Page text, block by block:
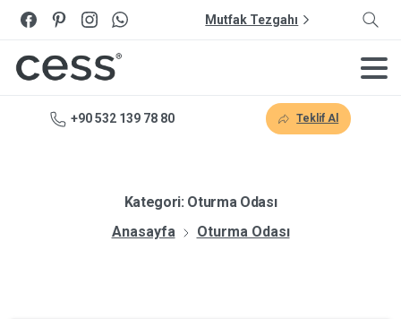
Mutfak Tezgahı
+90 532 139 78 80 Teklif Al
Kategori: Oturma Odası
Anasayfa
Oturma Odası